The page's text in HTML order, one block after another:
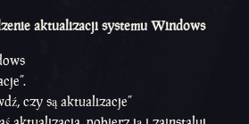
aktualizacji systemu Windows
czy są aktualizacje”